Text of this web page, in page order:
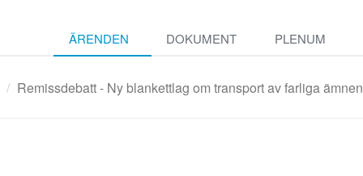
ÄRENDEN DOKUMENT PLENUM
Remissdebatt - Ny blankettlag om transport av farliga ämnen